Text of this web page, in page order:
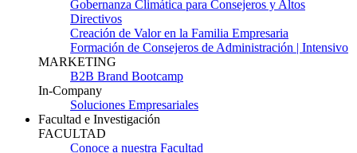
Gobernanza Climática para Consejeros y Altos
Directivos
Creación de Valor en la Familia Empresaria
Formación de Consejeros de Administración | Intensivo
MARKETING
B2B Brand Bootcamp
In-Company
Soluciones Empresariales
Facultad e Investigación
FACULTAD
Conoce a nuestra Facultad